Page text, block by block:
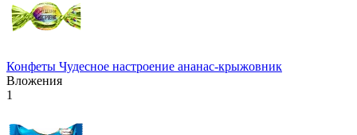
Конфеты Чудесное настроение ананас-крыжовник
Вложения
1